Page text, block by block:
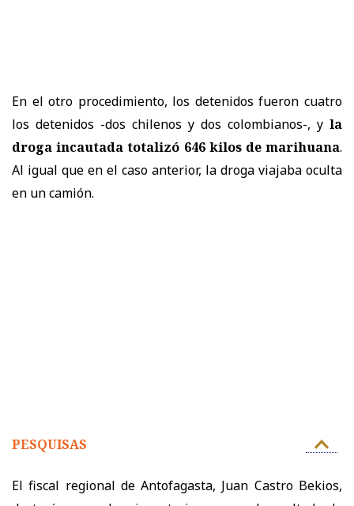
En el otro procedimiento, los detenidos fueron cuatro
los detenidos -dos chilenos y dos colombianos-, y la
droga incautada totalizó 646 kilos de marihuana.
Al igual que en el caso anterior, la droga viajaba oculta
en un camión.
PESQUISAS
El fiscal regional de Antofagasta, Juan Castro Bekios,